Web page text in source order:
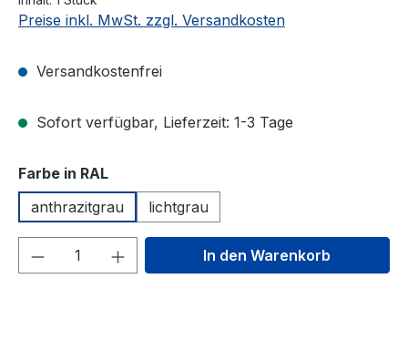
Preise inkl. MwSt. zzgl. Versandkosten
Versandkostenfrei
Sofort verfügbar, Lieferzeit: 1-3 Tage
Farbe in RALauswählen
anthrazitgrau
lichtgrau
Produkt Anzahl: Gib denIn den Warenkorb